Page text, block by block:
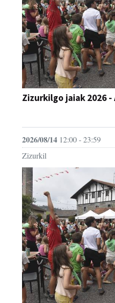
Zizurkilgo jaiak 2026
2026/08/14 12:00 - 23:59
Zizurkil